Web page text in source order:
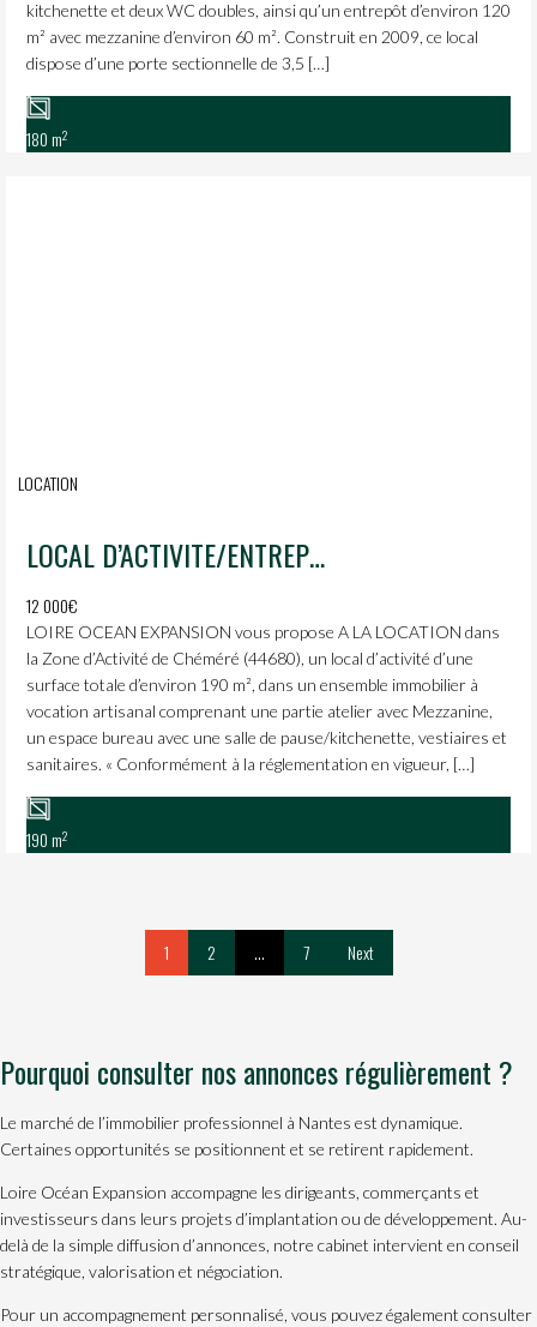
kitchenette et deux WC doubles, ainsi qu’un entrepôt d’environ 120
m² avec mezzanine d’environ 60 m². Construit en 2009, ce local
dispose d’une porte sectionnelle de 3,5 […]
180 m2
LOCATION
LOCAL D’ACTIVITE/ENTREPOT A CHEMERE
12 000€
LOIRE OCEAN EXPANSION vous propose A LA LOCATION dans
la Zone d’Activité de Chéméré (44680), un local d’activité d’une
surface totale d’environ 190 m², dans un ensemble immobilier à
vocation artisanal comprenant une partie atelier avec Mezzanine,
un espace bureau avec une salle de pause/kitchenette, vestiaires et
sanitaires. « Conformément à la réglementation en vigueur, […]
190 m2
1 2 … 7 Next
Pourquoi consulter nos annonces régulièrement ?
Le marché de l’immobilier professionnel à Nantes est dynamique.
Certaines opportunités se positionnent et se retirent rapidement.
Loire Océan Expansion accompagne les dirigeants, commerçants et
investisseurs dans leurs projets d’implantation ou de développement. Au-
delà de la simple diffusion d’annonces, notre cabinet intervient en conseil
stratégique, valorisation et négociation.
Pour un accompagnement personnalisé, vous pouvez également consulter